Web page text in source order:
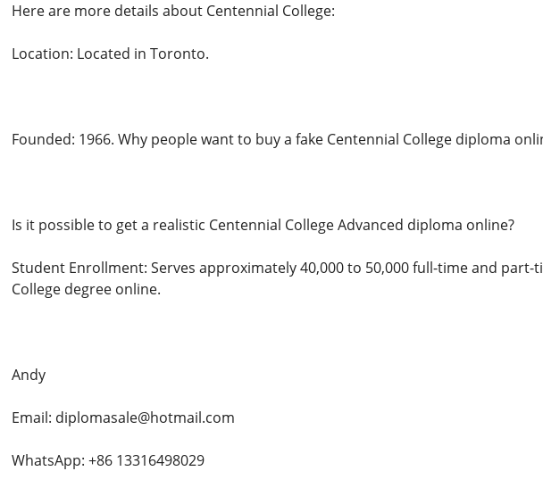
Here are more details about Centennial College:
Location: Located in Toronto.
Founded: 1966. Why people want to buy a fake Centennial College diploma
Is it possible to get a realistic Centennial College Advanced diploma online?
Student Enrollment: Serves approximately 40,000 to 50,000 full-time and part-
College degree online.
Andy
Email: diplomasale@hotmail.com
WhatsApp: +86 13316498029